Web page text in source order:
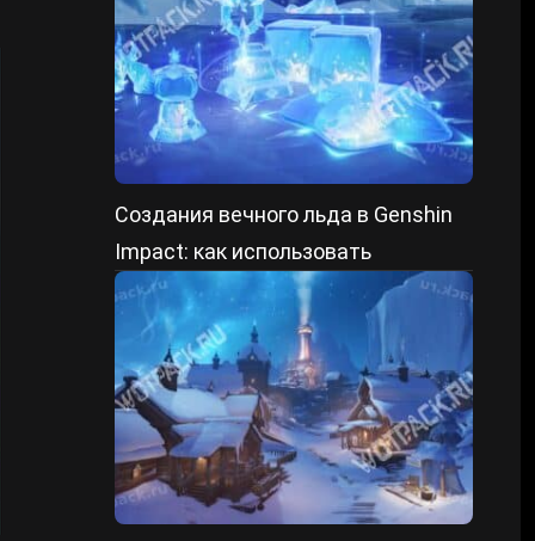
Создания вечного льда в Genshin
Impact: как использовать